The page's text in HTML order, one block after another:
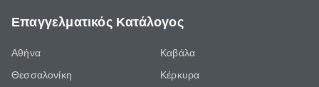
Επαγγελματικός Κατάλογος
Αθήνα
Θεσσαλονίκη
Καβάλα
Κέρκυρα